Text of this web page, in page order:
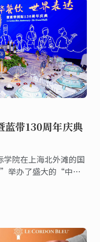
蓝带130周年庆典
院在上海北外滩的国
举办了盛大的“中华
来自艺术、文化等各